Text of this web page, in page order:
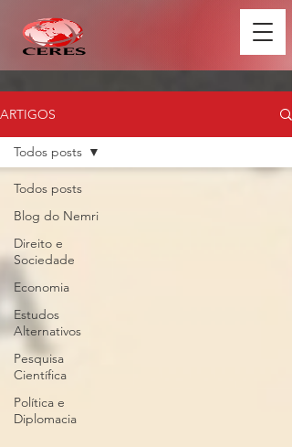
ARTIGOS
Todos posts
Blog do Nemri
Direito e
Sociedade
Economia
Estudos
Alternativos
Pesquisa
Científica
Política e
Diplomacia
Todos posts